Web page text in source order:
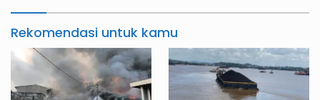
Rekomendasi untuk kamu